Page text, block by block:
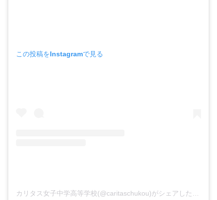
この投稿をInstagramで見る